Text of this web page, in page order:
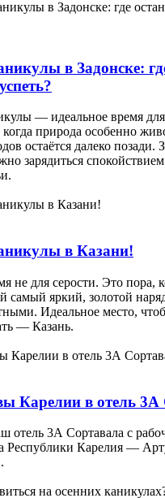
в Задонске:
— идеальное время
природа особенно
остаётся далеко позади.
зарядиться
в Казани!
не для серости. Это пора,
самый яркий, золотой
Идеальное место,
— Казань.
Карелии в отель 3А
отель 3А Сортавала с
Республики Карелия —